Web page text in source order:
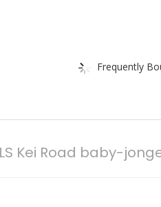
Frequently
Kei Road baby-